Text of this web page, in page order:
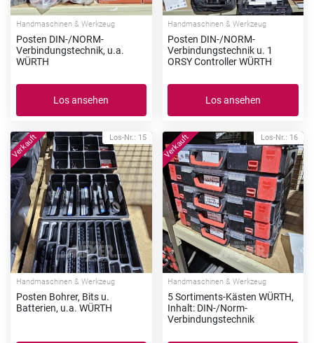
Handmaschinen & Werkzeug
Posten DIN-/NORM-
Verbindungstechnik, u.a.
WÜRTH
Los ansehen
Handmaschinen & Werkzeug
Posten DIN-/NORM-
Verbindungstechnik u. 1
ORSY Controller WÜRTH
Los ansehen
Los-Nr.: 15
Handmaschinen & Werkzeug
Posten Bohrer, Bits u.
Batterien, u.a. WÜRTH
Los-Nr.: 16
Handmaschinen & Werkzeug
5 Sortiments-Kästen WÜRTH,
Inhalt: DIN-/Norm-
Verbindungstechnik